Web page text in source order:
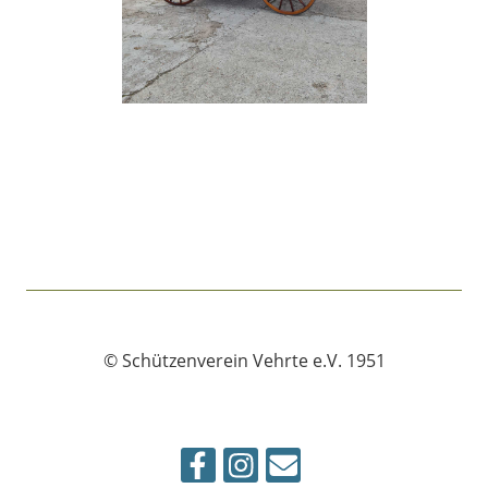
© Schützenverein Vehrte e.V. 1951